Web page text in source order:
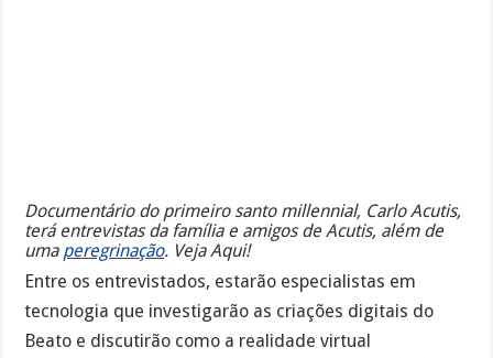
Documentário do primeiro santo millennial, Carlo Acutis,
terá entrevistas da família e amigos de Acutis, além de
uma peregrinação. Veja Aqui!
Entre os entrevistados, estarão especialistas em
tecnologia que investigarão as criações digitais do
Beato e discutirão como a realidade virtual